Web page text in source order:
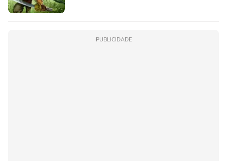
PUBLICIDADE